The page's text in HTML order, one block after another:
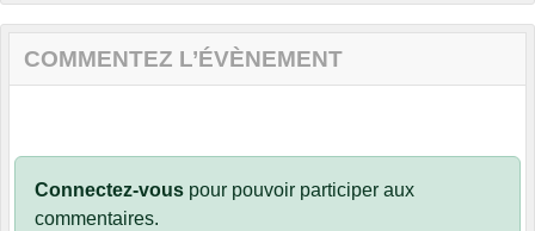
COMMENTEZ L’ÉVÈNEMENT
Connectez-vous pour pouvoir participer aux
commentaires.